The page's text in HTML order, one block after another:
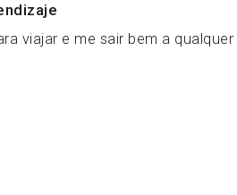
viajar e me sair bem a qualquer